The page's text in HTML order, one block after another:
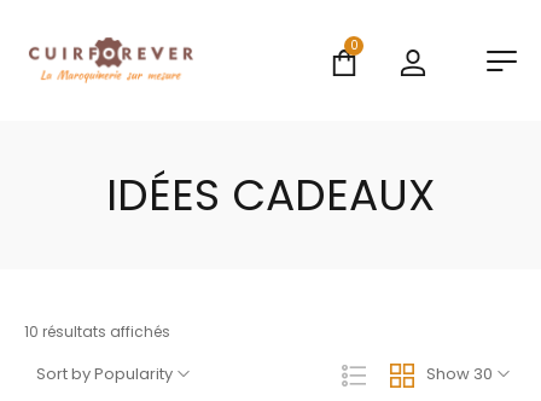
0
IDÉES CADEAUX
10 résultats affichés
Show 30
Sort by Popularity